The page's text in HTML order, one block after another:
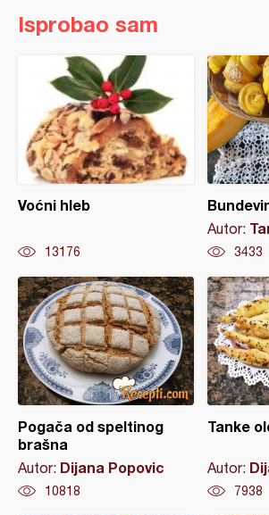
Isprobao sam
Voćni hleb
13176
Autor:
3433
Pogača od speltinog
brašna
Autor: Dijana Popovic
10818
Tanke
Autor:
7938